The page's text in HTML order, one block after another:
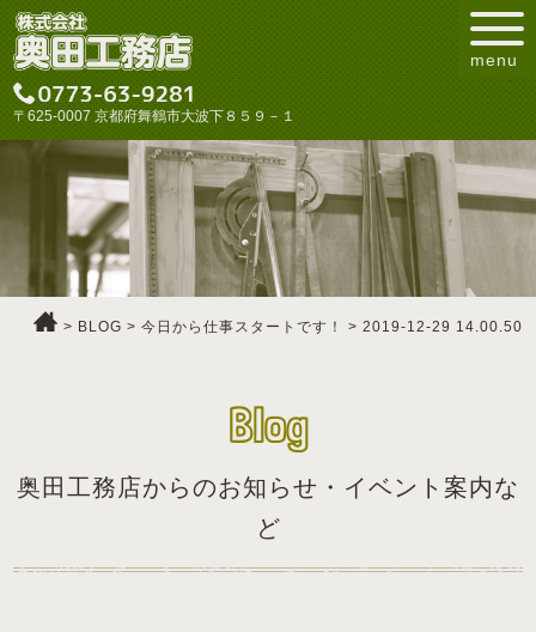
〒625-0007 京都府舞鶴市大波下８５９－１
menu
> BLOG > 今日から仕事スタートです！ > 2019-12-29 14.00.50
Blog
奥田工務店からのお知らせ・イベント案内な
ど